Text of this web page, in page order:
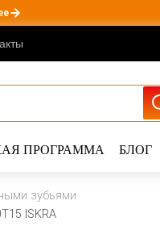
ПРОГРАММА БЛОГ
зубьями
ISKRA